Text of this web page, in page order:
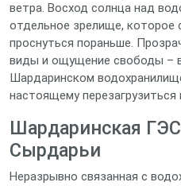
ветра. Восход солнца над
отдельное зрелище, которое
проснуться пораньше.
виды и ощущение свободы –
Шардаринском
настоящему
Шардаринская
Сырдарьи
Неразрывно связанная с